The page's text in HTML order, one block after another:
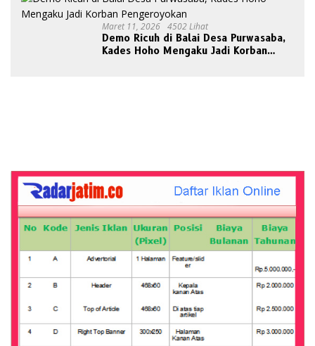
Maret 11, 2026 4502 Lihat
Demo Ricuh di Balai Desa Purwasaba,
Kades Hoho Mengaku Jadi Korban